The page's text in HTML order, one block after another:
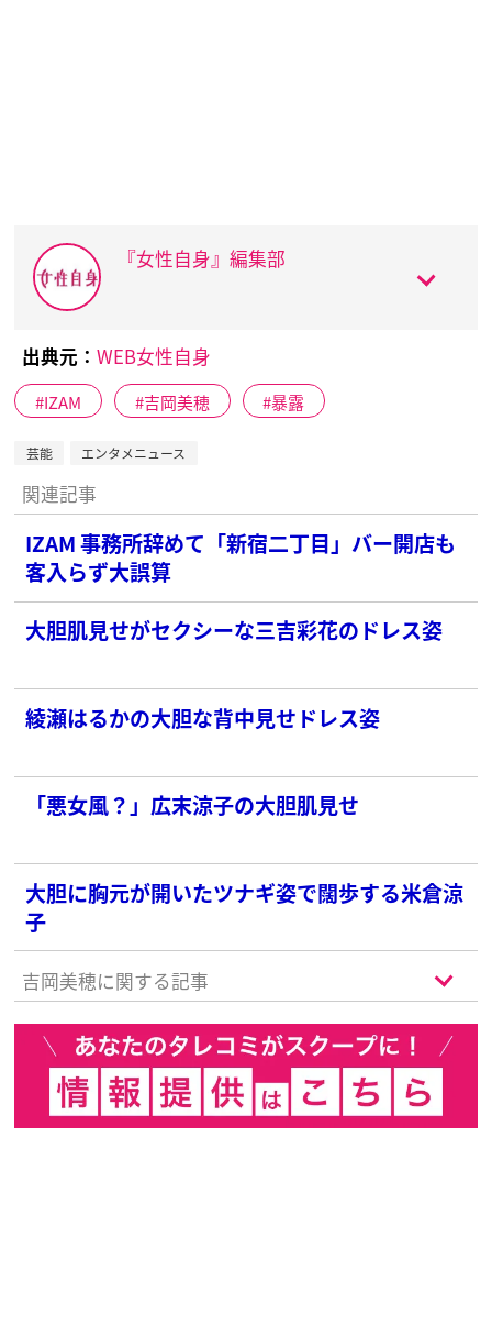
『女性自身』編集部
出典元： WEB女性自身
IZAM 吉岡美穂 暴露
芸能 エンタメニュース
関連記事
IZAM 事務所辞めて「新宿二丁目」バー開店も
客入らず大誤算
大胆肌見せがセクシーな三吉彩花のドレス姿
綾瀬はるかの大胆な背中見せドレス姿
「悪女風？」広末涼子の大胆肌見せ
大胆に胸元が開いたツナギ姿で闊歩する米倉涼
子
吉岡美穂に関する記事